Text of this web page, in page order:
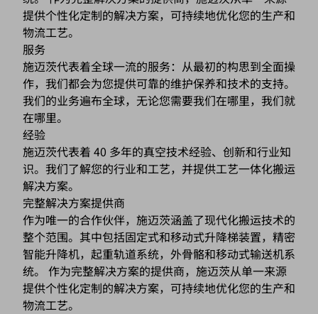
提供个性化定制的解决方案，可持续地优化您的生产和
物流工艺。
服务
施迈茨代表着全球一流的服务：从最初的构思到全面操
作，我们都会为您提供可靠的维护保养和技术的支持。
我们的业务遍布全球，无论您需要我们在哪里，我们就
在哪里。
经验
施迈茨代表着 40 多年的真空技术经验、创新和行业知
识。我们了解您的行业和工艺，并提供工艺一体化搬运
解决方案。
完整解决方案提供商
作为唯一的合作伙伴，施迈茨涵盖了现代化搬运技术的
整个范围。其中包括固定式和移动式升降梯装置，精密
智能升降机，起重轨道系统，外骨骼和移动式输送机系
统。 作为完整解决方案的提供商，施迈茨从单一来源
提供个性化定制的解决方案，可持续地优化您的生产和
物流工艺。